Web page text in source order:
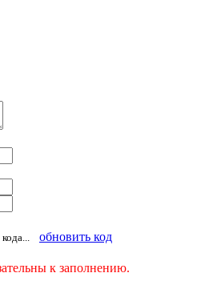
кода... обновить код
к заполнению.